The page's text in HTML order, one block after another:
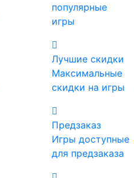
популярные
игры
Лучшие скидки
Максимальные
скидки на игры
Предзаказ
Игры доступные
для предзаказа
Района– одна
важных задач в
нужен для
, без
А сканер
незаменимый:
доступ к новым
и
что за кислотным
в